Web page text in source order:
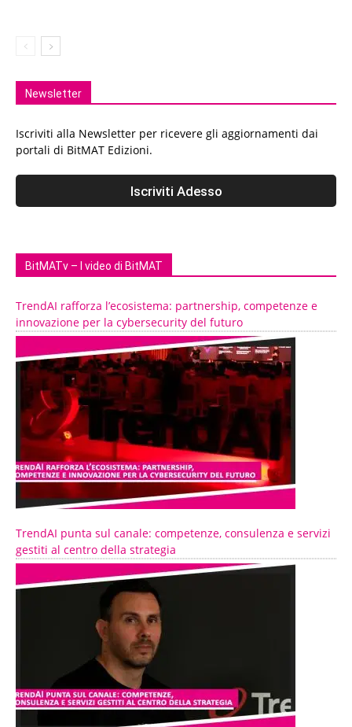
Newsletter
Iscriviti alla Newsletter per ricevere gli aggiornamenti dai
portali di BitMAT Edizioni.
BitMATv – I video di BitMAT
TrendAI rafforza l’ecosistema: partnership, competenze e
innovazione per la cybersecurity del futuro
TrendAI punta sul canale: competenze, consulenza e servizi
gestiti al centro della strategia